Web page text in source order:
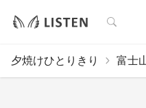
検索
夕焼けひとりきり 富士